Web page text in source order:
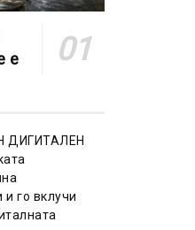
е
ДИГИТАЛЕН
го вклучи